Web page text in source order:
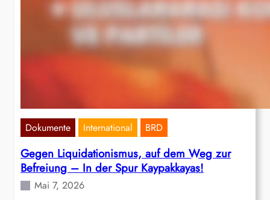
Dokumente International BRD
Gegen Liquidationismus, auf dem Weg zur
Befreiung – In der Spur Kaypakkayas!
Mai 7, 2026